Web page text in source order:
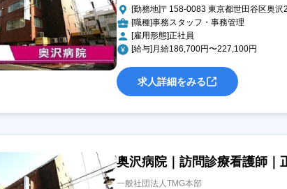
[勤務地]〒158-0083 東京都世田谷区奥沢
[職種]事務スタッフ・事務管理
[雇用形態]正社員
[給与]月給186,700円〜227,100円
求人詳細をみる
奥沢病院｜訪問診療看護師｜
一般社団法人TMG本部